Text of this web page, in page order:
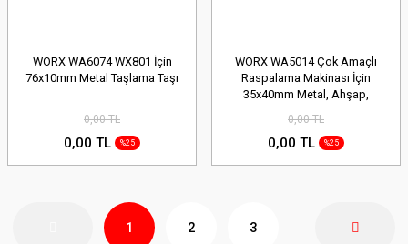
WORX WA6074 WX801 İçin
76x10mm Metal Taşlama Taşı
0,00 TL
0,00 TL %25
WORX WA5014 Çok Amaçlı
Raspalama Makinası İçin
35x40mm Metal, Ahşap,
Bıçağı
0,00 TL
0,00 TL %25
1 2 3